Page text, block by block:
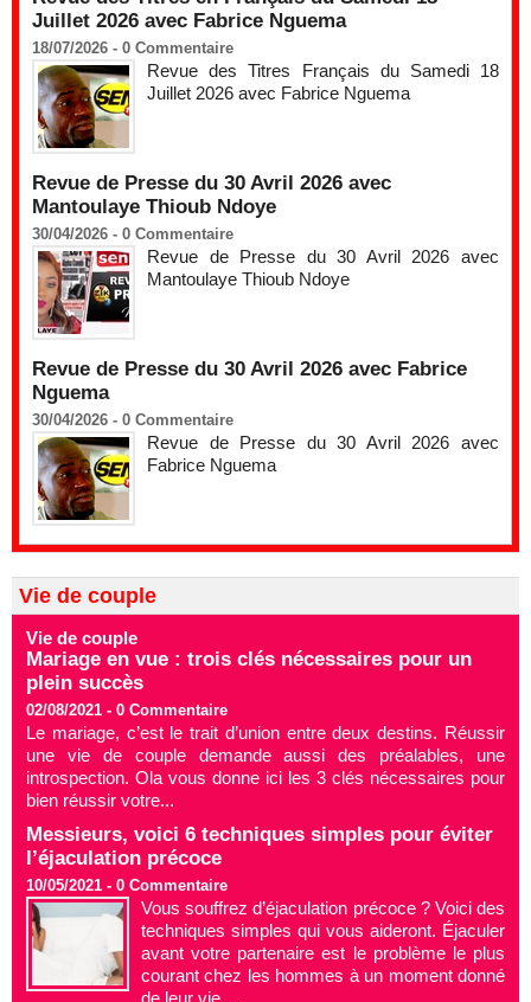
Juillet 2026 avec Fabrice Nguema
18/07/2026 - 0 Commentaire
Revue des Titres Français du Samedi 18
Juillet 2026 avec Fabrice Nguema
Revue de Presse du 30 Avril 2026 avec
Mantoulaye Thioub Ndoye
30/04/2026 - 0 Commentaire
Revue de Presse du 30 Avril 2026 avec
Mantoulaye Thioub Ndoye
Revue de Presse du 30 Avril 2026 avec Fabrice
Nguema
30/04/2026 - 0 Commentaire
Revue de Presse du 30 Avril 2026 avec
Fabrice Nguema
Vie de couple
Vie de couple
Mariage en vue : trois clés nécessaires pour un
plein succès
02/08/2021 - 0 Commentaire
Le mariage, c’est le trait d’union entre deux destins. Réussir
une vie de couple demande aussi des préalables, une
introspection. Ola vous donne ici les 3 clés nécessaires pour
bien réussir votre...
Messieurs, voici 6 techniques simples pour éviter
l’éjaculation précoce
10/05/2021 - 0 Commentaire
Vous souffrez d’éjaculation précoce ? Voici des
techniques simples qui vous aideront. Éjaculer
avant votre partenaire est le problème le plus
courant chez les hommes à un moment donné
de leur vie....